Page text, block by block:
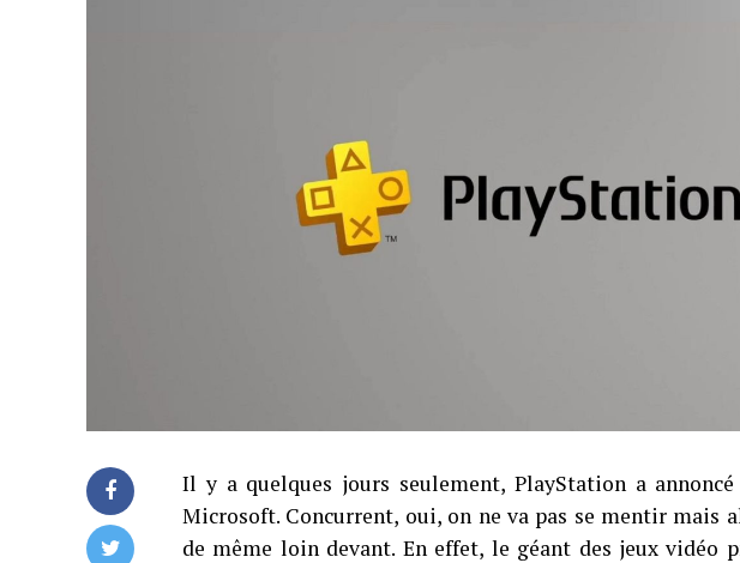
Il y a quelques jours seulement, PlayStation a
Microsoft. Concurrent, oui, on ne va pas se mentir mais
de même loin devant. En effet, le géant des jeux vidéo